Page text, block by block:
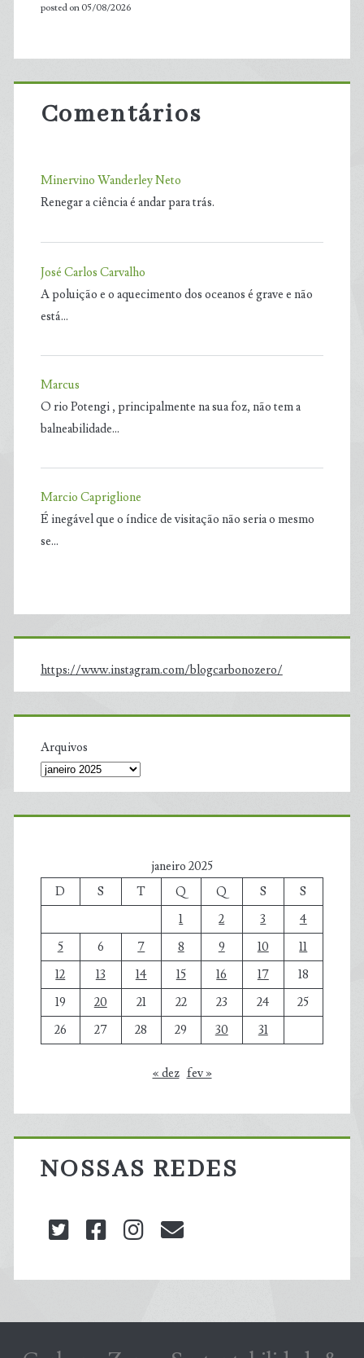
posted on 05/08/2026
Comentários
Minervino Wanderley Neto
Renegar a ciência é andar para trás.
José Carlos Carvalho
A poluição e o aquecimento dos oceanos é grave e não
está…
Marcus
O rio Potengi , principalmente na sua foz, não tem a
balneabilidade…
Marcio Capriglione
É inegável que o índice de visitação não seria o mesmo
se…
https://www.instagram.com/blogcarbonozero/
Arquivos
janeiro 2025
D
S T Q Q S
S
1
2 3
4
5
6 7 8 9 10
11
12
13 14 15 16 17
18
19
20 21 22 23 24
25
26
27 28 29 30 31
« dez fev »
NOSSAS REDES
twitterfacebookinstagram